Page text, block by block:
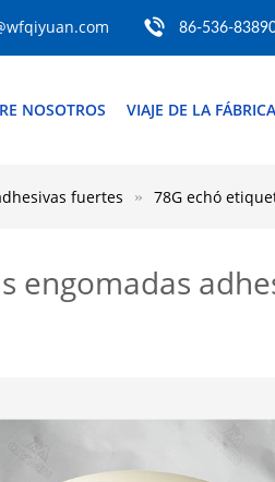
86-536-
NOSOTROS VIAJE DE LA FÁBRICA
fuertes 78G echó
engomadas